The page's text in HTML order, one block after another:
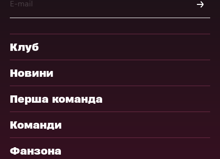
Клуб
Новини
Перша команда
Команди
Фанзона